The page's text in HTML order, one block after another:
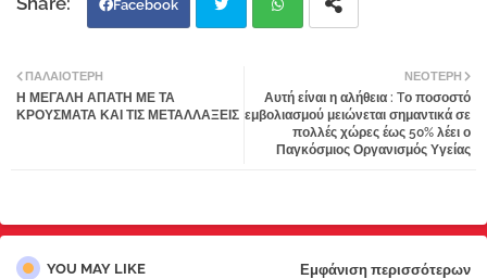
Facebook
atsa
pp
ΝΕΌΤΕΡΗ
Αυτή είναι η αλήθεια : Tο ποσοστό
εμβολιασμού μειώνεται σημαντικά σε
πολλές χώρες έως 50% λέει ο
Παγκόσμιος Οργανισμός Υγείας
ΠΑΛΑΙΌΤΕΡΗ
Η ΜΕΓΑΛΗ ΑΠΑΤΗ ΜΕ ΤΑ
ΚΡΟΥΣΜΑΤΑ ΚΑΙ ΤΙΣ ΜΕΤΑΛΛΑΞΕΙΣ
YOU MAY LIKE Εμφάνιση περισσότερων